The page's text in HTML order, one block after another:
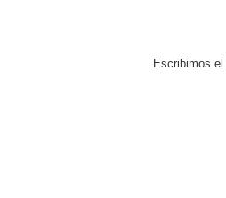
Escribimos el